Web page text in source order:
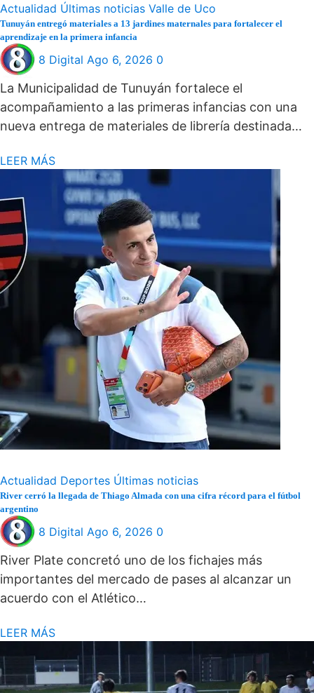
Actualidad Últimas noticias Valle de Uco
Tunuyán entregó materiales a 13 jardines maternales para fortalecer el
aprendizaje en la primera infancia
8 Digital Ago 6, 2026 0
La Municipalidad de Tunuyán fortalece el
acompañamiento a las primeras infancias con una
nueva entrega de materiales de librería destinada…
LEER MÁS
Actualidad Deportes Últimas noticias
River cerró la llegada de Thiago Almada con una cifra récord para el fútbol
argentino
8 Digital Ago 6, 2026 0
River Plate concretó uno de los fichajes más
importantes del mercado de pases al alcanzar un
acuerdo con el Atlético…
LEER MÁS